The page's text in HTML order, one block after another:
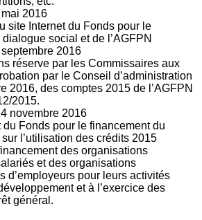
mai 2016
site Internet du Fonds pour le
social et de l’AGFPN
septembre 2016
réserve par les Commissaires aux
par le Conseil d’administration
2016, des comptes 2015 de l’AGFPN
2015.
novembre 2016
du Fonds pour le financement du
l’utilisation des crédits 2015
des organisations
et des organisations
d’employeurs pour leurs activités
et à l’exercice des
général.